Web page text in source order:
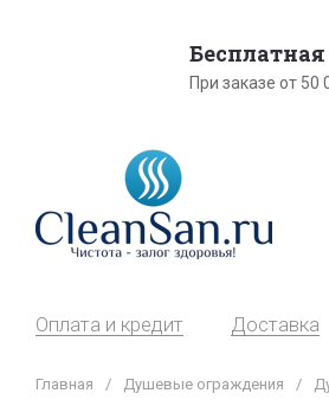
При заказе от
Оплата и кредит Доставка
Главная / Душевые ограждения /